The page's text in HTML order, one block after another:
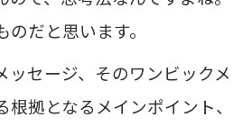
だと思います。
ッセージ、そのワンビックメ
拠となるメインポイント、